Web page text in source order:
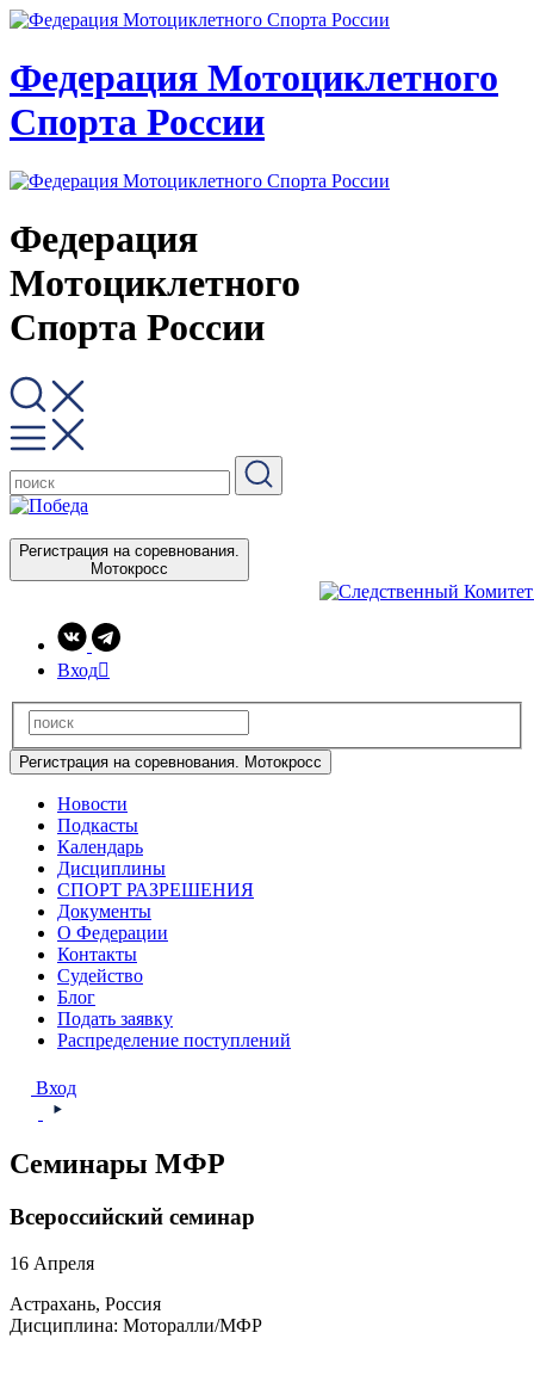
Федерация Мотоциклетного
Спорта России
Федерация
Мотоциклетного
Спорта России
Регистрация на соревнования.
Мотокросс
Вход
Регистрация на соревнования. Мотокросс
Новости
Подкасты
Календарь
Дисциплины
СПОРТ РАЗРЕШЕНИЯ
Документы
О Федерации
Контакты
Судейство
Блог
Подать заявку
Распределение поступлений
Вход
Семинары МФР
Всероссийский семинар
16 Апреля
Астрахань, Россия
Дисциплина: Моторалли/МФР